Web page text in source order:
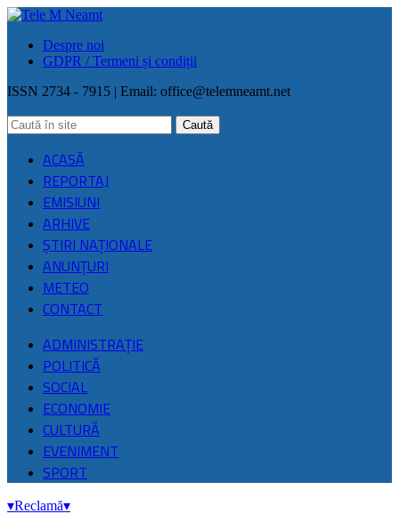
Despre noi
GDPR / Termeni și condiții
ISSN 2734 - 7915 | Email: office@telemneamt.net
ACASĂ
REPORTAJ
EMISIUNI
ARHIVE
ŞTIRI NAŢIONALE
ANUNȚURI
METEO
CONTACT
ADMINISTRAȚIE
POLITICĂ
SOCIAL
ECONOMIE
CULTURĂ
EVENIMENT
SPORT
▾Reclamă▾